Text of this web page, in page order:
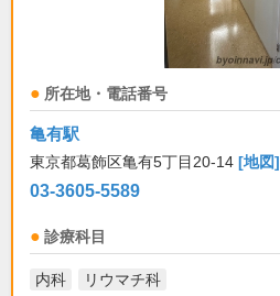
所在地・電話番号
亀有駅
東京都葛飾区亀有5丁目20-14 [地図]
03-3605-5589
診療科目
内科 リウマチ科